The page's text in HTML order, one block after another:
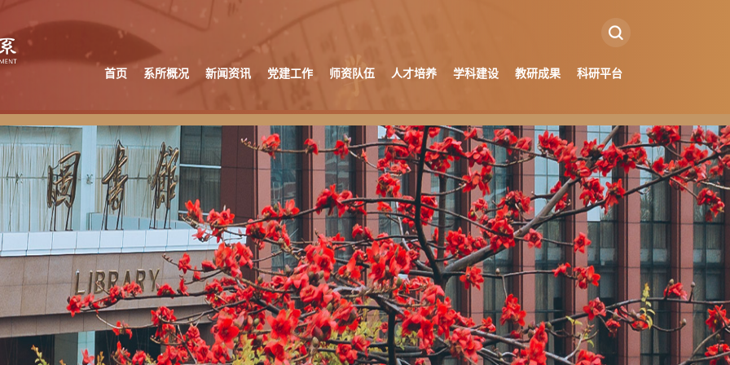
首页 系所概况 新闻资讯 党建工作 师资队伍 人才培养 学科建设 教研成果 科研平台